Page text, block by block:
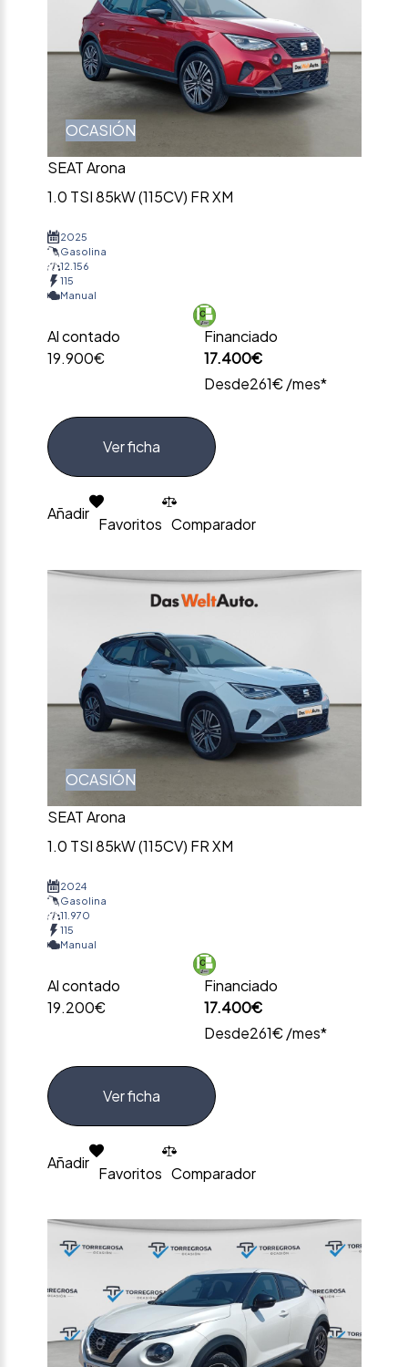
OCASIÓN
SEAT Arona
1.0 TSI 85kW (115CV) FR XM
2025
Gasolina
12.156
115
Manual
Al contado
19.900€
Financiado
17.400€
Desde261€ /mes*
Ver ficha
Añadir
Favoritos Comparador
OCASIÓN
SEAT Arona
1.0 TSI 85kW (115CV) FR XM
2024
Gasolina
11.970
115
Manual
Al contado
19.200€
Financiado
17.400€
Desde261€ /mes*
Ver ficha
Añadir
Favoritos Comparador